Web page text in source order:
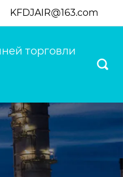
KFDJAIR@163.com
торговли
